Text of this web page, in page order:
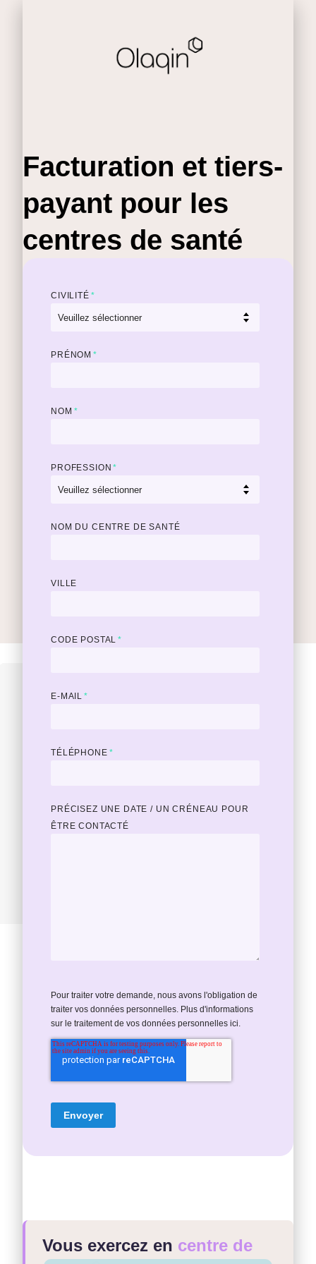
Facturation et tiers-
payant pour les
centres de santé
CIVILITÉ *
PRÉNOM *
NOM *
PROFESSION *
NOM DU CENTRE DE SANTÉ
VILLE
CODE POSTAL *
E-MAIL *
TÉLÉPHONE *
PRÉCISEZ UNE DATE / UN CRÉNEAU POUR
ÊTRE CONTACTÉ
Pour traiter votre demande, nous avons l'obligation de
traiter vos données personnelles. Plus d'informations
sur le traitement de vos données personnelles ici.
Vous exercez en centre de